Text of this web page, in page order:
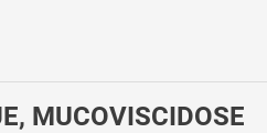
MUCOVISCIDOSE